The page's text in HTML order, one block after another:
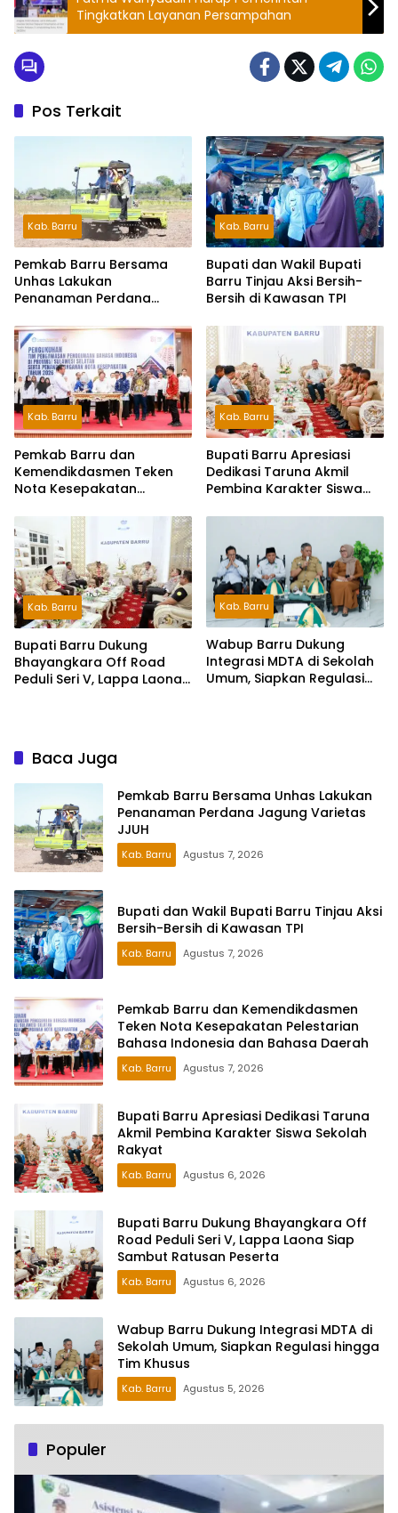
Tingkatkan Layanan Persampahan
Pos Terkait
Kab. Barru
Pemkab Barru Bersama
Unhas Lakukan
Penanaman Perdana
Kab. Barru
Bupati dan Wakil Bupati
Barru Tinjau Aksi Bersih-
Bersih di Kawasan TPI
Kab. Barru
Pemkab Barru dan
Kemendikdasmen Teken
Nota Kesepakatan
Indonesia dan Bahasa
Daerah
Kab. Barru
Bupati Barru Apresiasi
Dedikasi Taruna Akmil
Pembina Karakter Siswa
Kab. Barru
Bupati Barru Dukung
Bhayangkara Off Road
Peduli Seri V, Lappa Laona
Kab. Barru
Wabup Barru Dukung
Integrasi MDTA di Sekolah
Umum, Siapkan Regulasi
Baca Juga
Pemkab Barru Bersama Unhas Lakukan
Penanaman Perdana Jagung Varietas
JJUH
Kab. Barru Agustus 7, 2026
Bupati dan Wakil Bupati Barru Tinjau Aksi
Bersih-Bersih di Kawasan TPI
Kab. Barru Agustus 7, 2026
Pemkab Barru dan Kemendikdasmen
Teken Nota Kesepakatan Pelestarian
Bahasa Indonesia dan Bahasa Daerah
Kab. Barru Agustus 7, 2026
Bupati Barru Apresiasi Dedikasi Taruna
Akmil Pembina Karakter Siswa Sekolah
Rakyat
Kab. Barru Agustus 6, 2026
Bupati Barru Dukung Bhayangkara Off
Road Peduli Seri V, Lappa Laona Siap
Sambut Ratusan Peserta
Kab. Barru Agustus 6, 2026
Wabup Barru Dukung Integrasi MDTA di
Sekolah Umum, Siapkan Regulasi hingga
Tim Khusus
Kab. Barru Agustus 5, 2026
Populer